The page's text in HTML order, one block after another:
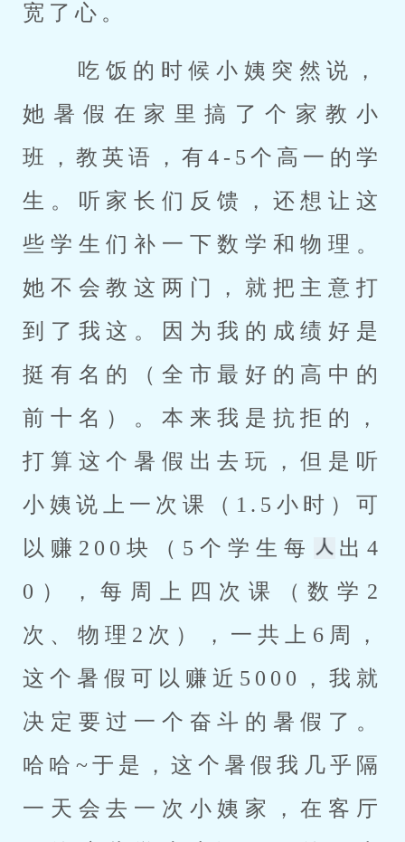
宽了心。
她暑假在家里搞了个家教小
班，教英语，有4-5个高一的学
生。听家长们反馈，还想让这
些学生们补一下数学和物理。
她不会教这两门，就把主意打
到了我这。因为我的成绩好是
挺有名的（全市最好的高中的
前十名）。本来我是抗拒的，
打算这个暑假出去玩，但是听
小姨说上一次课（1.5小时）可
以赚200块（5个学生每
出4
0），每周上四次课（数学2
次、物理2次），一共上6周，
这个暑假可以赚近5000，我就
决定要过一个奋斗的暑假了。
哈哈~于是，这个暑假我几乎隔
一天会去一次小姨家，在客厅